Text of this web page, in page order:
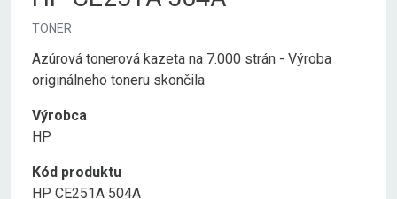
TONER
Azúrová tonerová kazeta na 7.000 strán - Výroba
originálneho toneru skončila
Výrobca
HP
Kód produktu
HP CE251A 504A